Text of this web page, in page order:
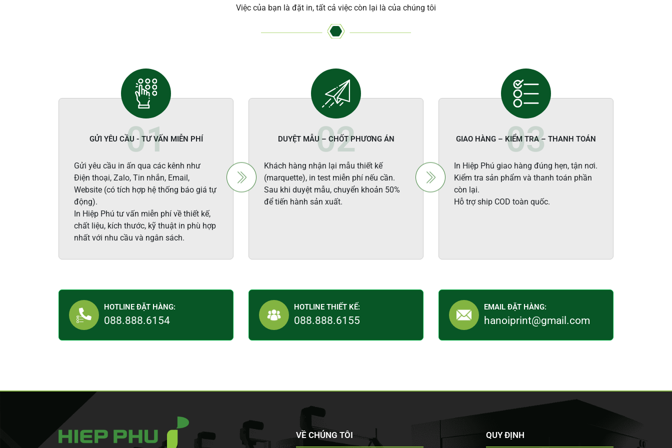
Việc của bạn là đặt in, tất cả việc còn lại là của chúng tôi
GỬI YÊU CẦU - TƯ VẤN MIỄN PHÍ
Gửi yêu cầu in ấn qua các kênh như
Điện thoại, Zalo, Tin nhắn, Email,
Website (có tích hợp hệ thống báo giá tự
động).
In Hiệp Phú tư vấn miễn phí về thiết kế,
chất liệu, kích thước, kỹ thuật in phù hợp
nhất với nhu cầu và ngân sách.
DUYỆT MẪU – CHỐT PHƯƠNG ÁN
Khách hàng nhận lại mẫu thiết kế
(marquette), in test miễn phí nếu cần.
Sau khi duyệt mẫu, chuyển khoản 50%
để tiến hành sản xuất.
GIAO HÀNG – KIỂM TRA – THANH TOÁN
In Hiệp Phú giao hàng đúng hẹn, tận nơi.
Kiểm tra sản phẩm và thanh toán phần
còn lại.
Hỗ trợ ship COD toàn quốc.
HOTLINE ĐẶT HÀNG:
088.888.6154
HOTLINE THIẾT KẾ:
088.888.6155
EMAIL ĐẶT HÀNG:
hanoiprint@gmail.com
VỀ CHÚNG TÔI QUY ĐỊNH